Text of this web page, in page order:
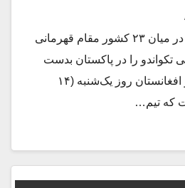
تکواندو کاران افغانستان در میان ۲۳ کشور مقام قهرمانی
تکواندو را در پاکستان بدست
آوردند.فدراسیون تکواندو افغانستان روز یک‌شنبه (۱۴
که تیم…